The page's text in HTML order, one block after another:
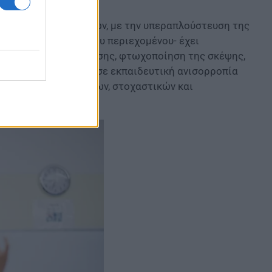
περικοπές ωρών, με την υπεραπλούστευση της
εμβάθυνσης του περιεχομένου- έχει
γλωσσικής έκφρασης, φτωχοποίηση της σκέψης,
και, τελικά, σε εκπαιδευτική ανισορροπία
ανάπτυξη ελεύθερων, στοχαστικών και